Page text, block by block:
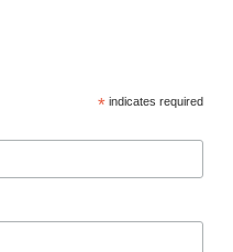
* indicates required